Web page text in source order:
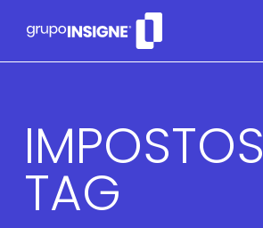
IMPOSTOS
TAG